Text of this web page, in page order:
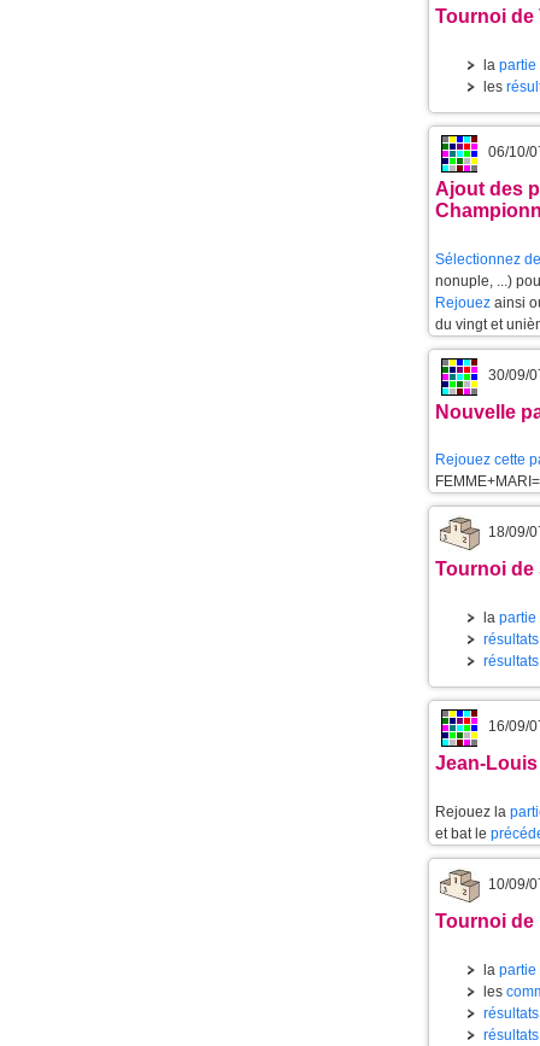
Tournoi de
la partie
les
06/10/
Ajout des
Sélectionnez
nonuple, ...)
Rejouez ainsi
du vingt et
30/09/
Nouvelle
Rejouez cette
18/09/
Tournoi de
la partie
16/09/
Jean-
Rejouez la
et bat le
10/09/
Tournoi de
la partie
les